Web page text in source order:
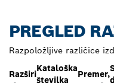
PREGLED
Razpoložljive različice
Razširi
Kataloška
številka
Premer,